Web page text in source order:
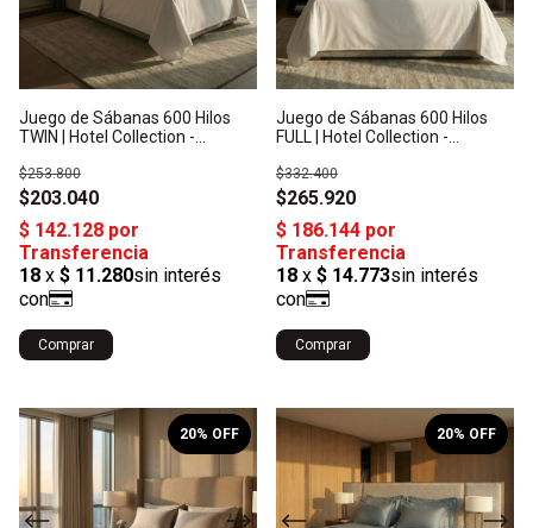
Juego de Sábanas 600 Hilos
TWIN | Hotel Collection -
$203.040
$253.800
Comprar
Juego de Sábanas 600 Hilos
FULL | Hotel Collection -
$265.920
$332.400
Comprar
/10
20% OFF /10
20% OFF